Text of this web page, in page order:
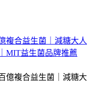
複合益生菌｜減糖大人
MIT益生菌品牌推薦